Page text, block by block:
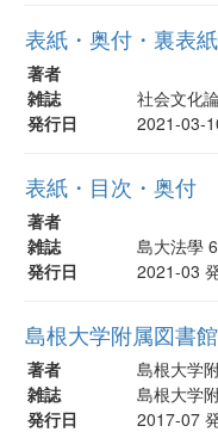
表紙・奥付・裏表紙
著者
雑誌
社会文化
発行日
2021-03-
表紙・目次・奥付
著者
雑誌
島大法學
発行日
2021-03
島根大学附属図書
著者
島根大学
雑誌
島根大学
発行日
2017-07